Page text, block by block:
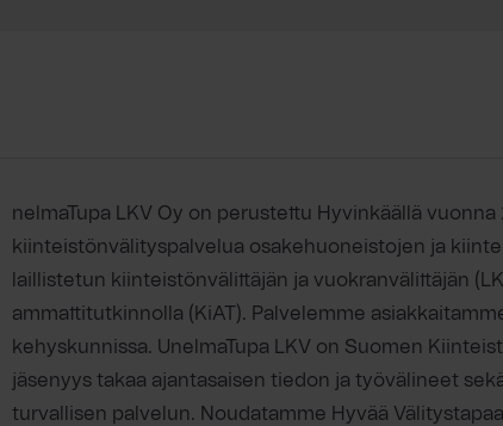
nelmaTupa LKV Oy on perustettu Hyvinkäällä
kiinteistönvälityspalvelua osakehuoneistojen ja
laillistetun kiinteistönvälittäjän ja vuokranvälittäjän
ammattitutkinnolla (KiAT). Palvelemme
kehyskunnissa. UnelmaTupa LKV on Suomen
jäsenyys takaa ajantasaisen tiedon ja työvälineet
turvallisen palvelun. Noudatamme Hyvää